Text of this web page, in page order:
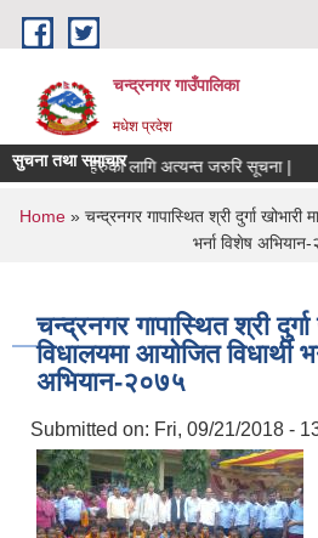
Skip to main content
चन्द्रनगर गाउँपालिका
मधेश प्रदेश
सुचना तथा समाचार
संचालकहरुको लागि अत्यन्त जरुरि सूचना |
You are here
Home» चन्द्रनगर गापास्थित श्री दुर्गा खोभारी
भर्ना विशेष
चन्द्रनगर गापास्थित श्री
विधालयमा आयोजित विधार्थी
अभियान-२०७५
Submitted on: Fri, 09/21/2018 -